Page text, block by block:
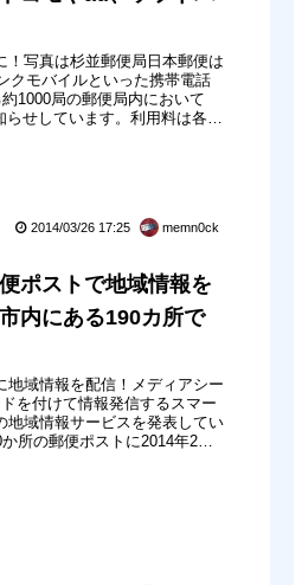
！写真は杉並郵便局日本郵便は
クモバイルといった携帯電話
1000局の郵便局内において
せしています。利用料は各携
2014/03/26 17:25 memn0ck
ポストで地域情報を
内にある190カ所で
地域情報を配信！メディアシー
を付けて情報発信するスマー
地域情報サービスを発表してい
所の郵便ポストに2014年2月1